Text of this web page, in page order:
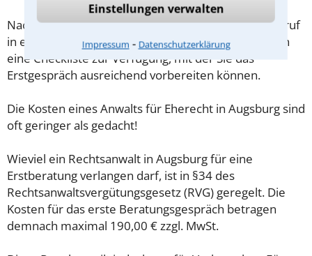
Einstellungen verwalten
Impressum ⁃ Datenschutzerklärung
Nachdem Sie über das Kontaktformular einen Rückruf
in einer Kanzlei angefordert haben, stellen wir Ihnen
eine Checkliste zur Verfügung, mit der Sie das
Erstgespräch ausreichend vorbereiten können.
Die Kosten eines Anwalts für Eherecht in Augsburg sind
oft geringer als gedacht!
Wieviel ein Rechtsanwalt in Augsburg für eine
Erstberatung verlangen darf, ist in §34 des
Rechtsanwaltsvergütungsgesetz (RVG) geregelt. Die
Kosten für das erste Beratungsgespräch betragen
demnach maximal 190,00 € zzgl. MwSt.